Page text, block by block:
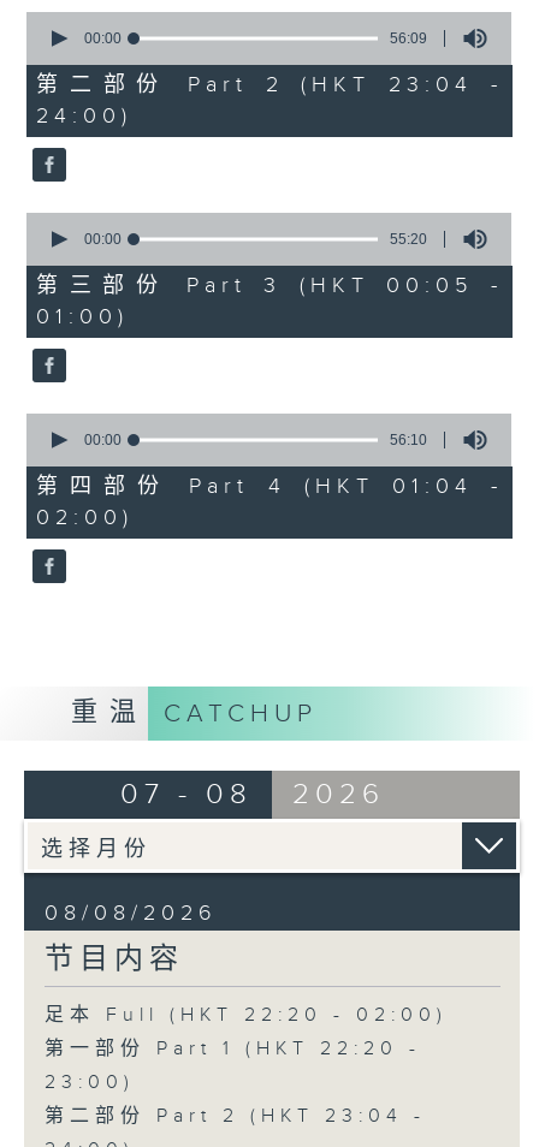
4. 「血染海棠红」
由 麦炳荣、郑帼宝 主唱
节目时间：0100-0200
节目名称：越剧欣赏
节目主持：陈笺
「花为媒(二)」
由 周雅琴、杨文蔚、 朱祝芬、傅颂
英 主唱
seconds
56
minutes,
9
seconds
00:00 56:09
第二部份 Part 2 (HKT 23:04 -
24:00)
seconds
55
minutes,
20
seconds
00:00 55:20
第三部份 Part 3 (HKT 00:05 -
01:00)
seconds
56
minutes,
10
seconds
00:00 56:10
第四部份 Part 4 (HKT 01:04 -
02:00)
重温 CATCHUP
07 - 08 2026
08/08/2026
节目内容
足本 Full (HKT 22:20 - 02:00)
第一部份 Part 1 (HKT 22:20 -
23:00)
第二部份 Part 2 (HKT 23:04 -